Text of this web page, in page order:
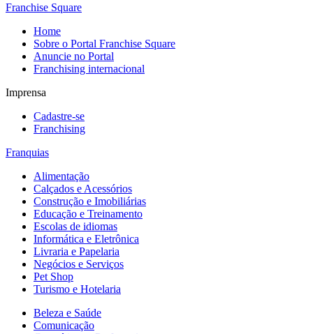
Franchise Square
Home
Sobre o Portal Franchise Square
Anuncie no Portal
Franchising internacional
Imprensa
Cadastre-se
Franchising
Franquias
Alimentação
Calçados e Acessórios
Construção e Imobiliárias
Educação e Treinamento
Escolas de idiomas
Informática e Eletrônica
Livraria e Papelaria
Negócios e Serviços
Pet Shop
Turismo e Hotelaria
Beleza e Saúde
Comunicação